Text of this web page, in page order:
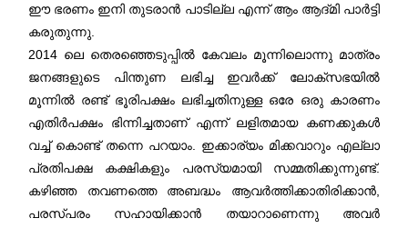
ഈ ഭരണം ഇനി തുടരാന്‍ പാടില്ല എന്ന് ആം ആദ്മി പാര്‍ട്ടി
കരുതുന്നു.
2014 ലെ തെരഞ്ഞെടുപ്പിൽ കേവലം മൂന്നിലൊന്നു മാത്രം
ജനങ്ങളുടെ പിന്തുണ ലഭിച്ച ഇവർക്ക് ലോക്സഭയിൽ
മൂന്നിൽ രണ്ട് ഭൂരിപക്ഷം ലഭിച്ചതിനുള്ള ഒരേ ഒരു കാരണം
എതിർപക്ഷം ഭിന്നിച്ചതാണ് എന്ന് ലളിതമായ കണക്കുകൾ
വച്ച് കൊണ്ട് തന്നെ പറയാം. ഇക്കാര്യം മിക്കവാറും എല്ലാ
പ്രതിപക്ഷ കക്ഷികളും പരസ്യമായി സമ്മതിക്കുന്നുണ്ട്.
കഴിഞ്ഞ തവണത്തെ അബദ്ധം ആവർത്തിക്കാതിരിക്കാൻ,
പരസ്പരം സഹായിക്കാൻ തയാറാണെന്നു അവർ